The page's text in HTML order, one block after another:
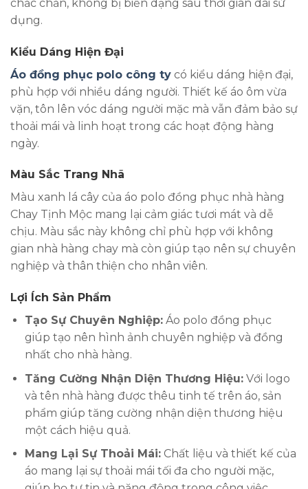
chắc chắn, không bị biến dạng sau thời gian dài sử
dụng.
Kiểu Dáng Hiện Đại
Áo đồng phục polo công ty có kiểu dáng hiện đại,
phù hợp với nhiều dáng người. Thiết kế áo ôm vừa
vặn, tôn lên vóc dáng người mặc mà vẫn đảm bảo sự
thoải mái và linh hoạt trong các hoạt động hàng
ngày.
Màu Sắc Trang Nhã
Màu xanh lá cây của áo polo đồng phục nhà hàng
Chay Tịnh Mộc mang lại cảm giác tươi mát và dễ
chịu. Màu sắc này không chỉ phù hợp với không
gian nhà hàng chay mà còn giúp tạo nên sự chuyên
nghiệp và thân thiện cho nhân viên.
Lợi Ích Sản Phẩm
Tạo Sự Chuyên Nghiệp:Áo polo đồng phục
giúp tạo nên hình ảnh chuyên nghiệp và đồng
nhất cho nhà hàng.
Tăng Cường Nhận Diện Thương Hiệu:Với logo
và tên nhà hàng được thêu tinh tế trên áo, sản
phẩm giúp tăng cường nhận diện thương hiệu
một cách hiệu quả.
Mang Lại Sự Thoải Mái:Chất liệu và thiết kế của
áo mang lại sự thoải mái tối đa cho người mặc,